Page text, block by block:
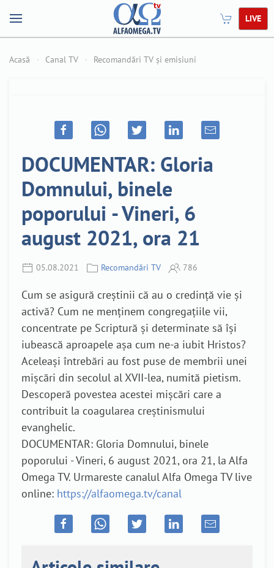
LIVE
Acasă Canal TV Recomandări TV și emisiuni
DOCUMENTAR: Gloria
Domnului, binele
poporului - Vineri, 6
august 2021, ora 21
05.08.2021 Recomandări TV 786
Cum se asigură creștinii că au o credință vie și
activă? Cum ne menținem congregațiile vii,
concentrate pe Scriptură și determinate să își
iubească aproapele așa cum ne-a iubit Hristos?
Aceleași întrebări au fost puse de membrii unei
mișcări din secolul al XVII-lea, numită pietism.
Descoperă povestea acestei mișcări care a
contribuit la coagularea creștinismului
evanghelic.
DOCUMENTAR: Gloria Domnului, binele
poporului - Vineri, 6 august 2021, ora 21, la Alfa
Omega TV. Urmareste canalul Alfa Omega TV live
online: https://alfaomega.tv/canal